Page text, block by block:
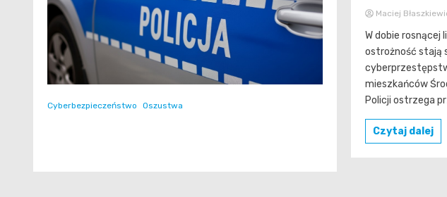
Cyberbezpieczeństwo Oszustwa
Maciej
W dobie rosnącej
ostrożność stają
mieszkańców
Policji ostrzega
Czytaj dalej